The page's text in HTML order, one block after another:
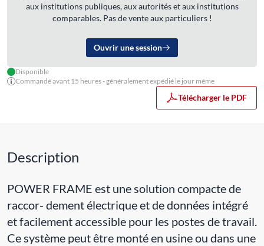
aux institutions publiques, aux autorités et aux institutions
comparables. Pas de vente aux particuliers !
Ouvrir une session
Disponible
Commandé avant 15 heures - généralement expédié le jour même
Télécharger le PDF
Description
POWER FRAME est une solution compacte de
raccor- dement électrique et de données intégré
et facilement accessible pour les postes de travail.
Ce système peut être monté en usine ou dans une